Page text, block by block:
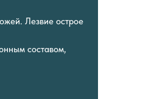
Лезвие острое
составом,